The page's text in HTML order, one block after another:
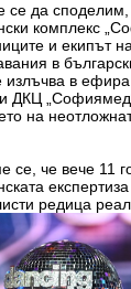
се да споделим,
комплекс
и екипът
в
излъчва в
ДКЦ „Софиямед“
на
се, че вече 11
редица